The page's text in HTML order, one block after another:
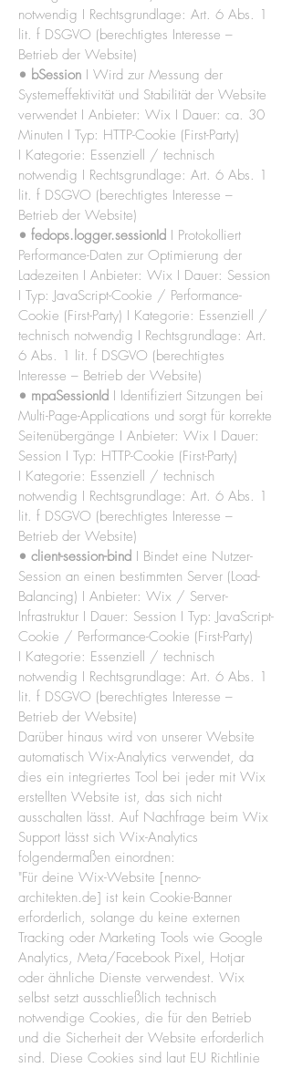
notwendig I Rechtsgrundlage: Art. 6 Abs. 1
lit. f DSGVO (berechtigtes Interesse –
Betrieb der Website)
• bSession I Wird zur Messung der
Systemeffektivität und Stabilität der Website
verwendet I Anbieter: Wix I Dauer: ca. 30
Minuten I Typ: HTTP-Cookie (First-Party)
I Kategorie: Essenziell / technisch
notwendig I Rechtsgrundlage: Art. 6 Abs. 1
lit. f DSGVO (berechtigtes Interesse –
Betrieb der Website)
• fedops.logger.sessionId I Protokolliert
Performance-Daten zur Optimierung der
Ladezeiten I Anbieter: Wix I Dauer: Session
I Typ: JavaScript-Cookie / Performance-
Cookie (First-Party) I Kategorie: Essenziell /
technisch notwendig I Rechtsgrundlage: Art.
6 Abs. 1 lit. f DSGVO (berechtigtes
Interesse – Betrieb der Website)
• mpaSessionId I Identifiziert Sitzungen bei
Multi-Page-Applications und sorgt für korrekte
Seitenübergänge I Anbieter: Wix I Dauer:
Session I Typ: HTTP-Cookie (First-Party)
I Kategorie: Essenziell / technisch
notwendig I Rechtsgrundlage: Art. 6 Abs. 1
lit. f DSGVO (berechtigtes Interesse –
Betrieb der Website)
• client-session-bind I Bindet eine Nutzer-
Session an einen bestimmten Server (Load-
Balancing) I Anbieter: Wix / Server-
Infrastruktur I Dauer: Session I Typ:JavaScript-
Cookie / Performance-Cookie (First-Party)
I Kategorie: Essenziell / technisch
notwendig I Rechtsgrundlage: Art. 6 Abs. 1
lit. f DSGVO (berechtigtes Interesse –
Betrieb der Website)
Darüber hinaus wird von unserer Website
automatisch Wix-Analytics verwendet, da
dies ein integriertes Tool bei jeder mit Wix
erstellten Website ist, das sich nicht
ausschalten lässt. Auf Nachfrage beim Wix
Support lässt sich Wix-Analytics
folgendermaßen einordnen:
"Für deine Wix-Website [nenno-
architekten.de] ist kein Cookie-Banner
erforderlich, solange du keine externen
Tracking oder Marketing Tools wie Google
Analytics, Meta/Facebook Pixel, Hotjar
oder ähnliche Dienste verwendest. Wix
selbst setzt ausschließlich technisch
notwendige Cookies, die für den Betrieb
und die Sicherheit der Website erforderlich
sind. Diese Cookies sind laut EU Richtlinie